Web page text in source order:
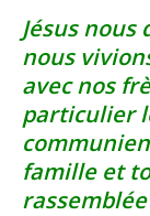
Jésus nous
nous
avec nos
particulier
famille et
rassemblée